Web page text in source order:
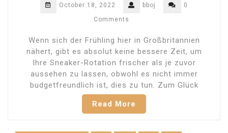
October 18, 2022 bboj
0
Comments
Wenn sich der Frühling hier in Großbritannien
nähert, gibt es absolut keine bessere Zeit, um
Ihre Sneaker-Rotation frischer als je zuvor
aussehen zu lassen, obwohl es nicht immer
budgetfreundlich ist, dies zu tun. Zum Glück
Read More